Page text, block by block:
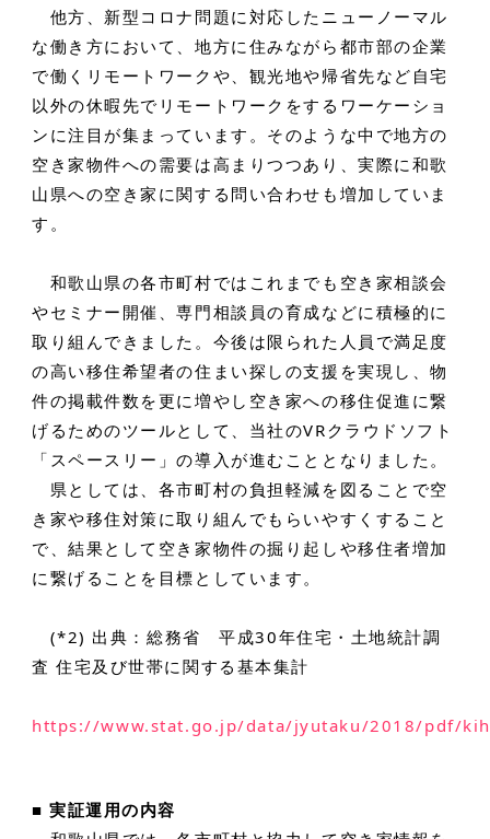
他方、新型コロナ問題に対応したニューノーマル
な働き方において、地方に住みながら都市部の企業
で働くリモートワークや、観光地や帰省先など自宅
以外の休暇先でリモートワークをするワーケーショ
ンに注目が集まっています。そのような中で地方の
空き家物件への需要は高まりつつあり、実際に和歌
山県への空き家に関する問い合わせも増加していま
す。
和歌山県の各市町村ではこれまでも空き家相談会
やセミナー開催、専門相談員の育成などに積極的に
取り組んできました。今後は限られた人員で満足度
の高い移住希望者の住まい探しの支援を実現し、物
件の掲載件数を更に増やし空き家への移住促進に繋
げるためのツールとして、当社のVRクラウドソフト
「スペースリー」の導入が進むこととなりました。
県としては、各市町村の負担軽減を図ることで空
き家や移住対策に取り組んでもらいやすくすること
で、結果として空き家物件の掘り起しや移住者増加
に繋げることを目標としています。
(*2) 出典：総務省 平成30年住宅・土地統計調
査 住宅及び世帯に関する基本集計
https://www.stat.go.jp/data/jyutaku/2018/pdf/
■ 実証運用の内容